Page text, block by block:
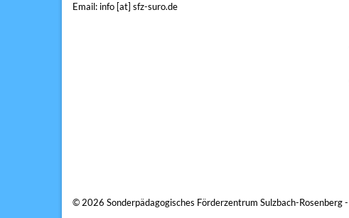
Email: info [at] sfz-suro.de
© 2026 Sonderpädagogisches Förderzentrum Sulzbach-Rosenberg -